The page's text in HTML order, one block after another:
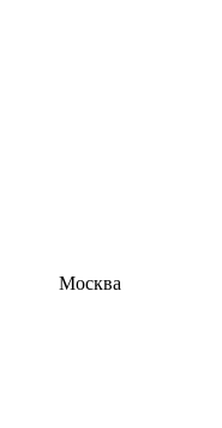
Москва